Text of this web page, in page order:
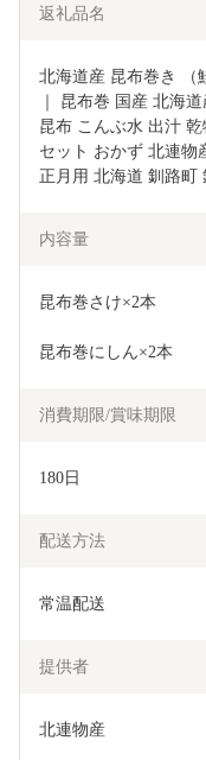
返礼品名
北海道産 昆布巻き （
｜ 昆布巻 国産 北海
昆布 こんぶ水 出汁
セット おかず 北連物
正月用 北海道 釧路町
内容量
昆布巻さけ×2本
昆布巻にしん×2本
消費期限/賞味期限
180日
配送方法
常温配送
提供者
北連物産